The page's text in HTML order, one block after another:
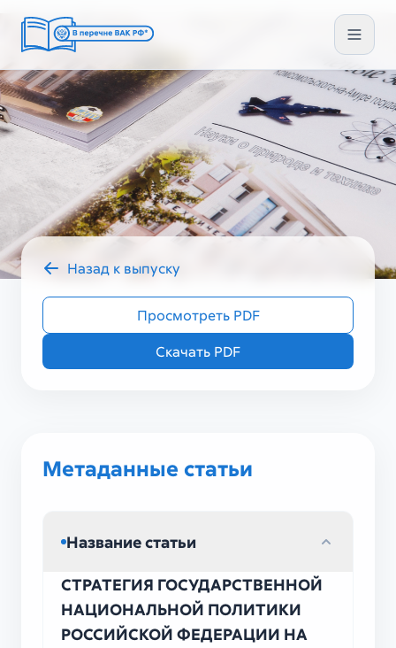
УЗ ГУМ II (90)
Назад к выпуску
Просмотреть PDF
Скачать PDF
Метаданные статьи
Название статьи
СТРАТЕГИЯ ГОСУДАРСТВЕННОЙ
НАЦИОНАЛЬНОЙ ПОЛИТИКИ
РОССИЙСКОЙ ФЕДЕРАЦИИ НА